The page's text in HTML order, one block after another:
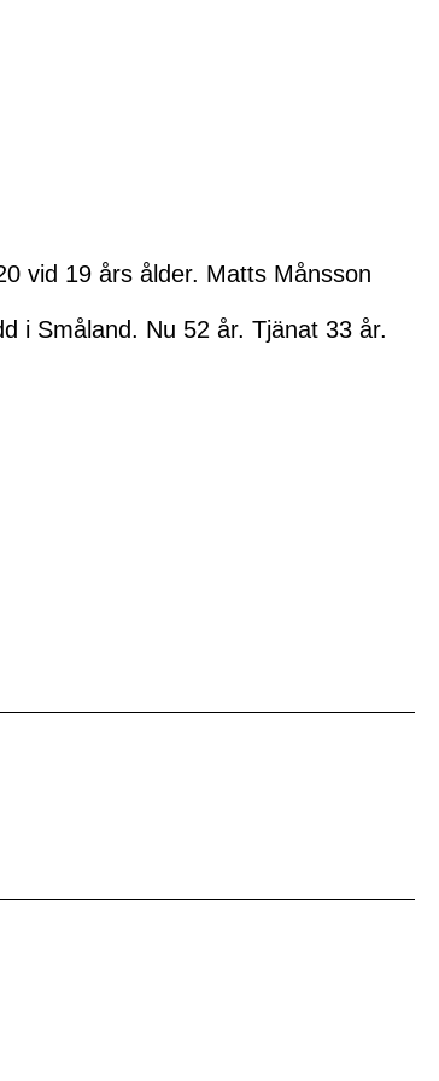
vid 19 års ålder. Matts Månsson
i Småland. Nu 52 år. Tjänat 33 år.